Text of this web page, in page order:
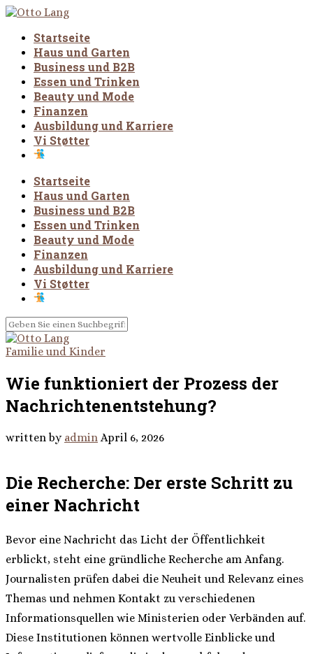
Startseite
Haus und Garten
Business und B2B
Essen und Trinken
Beauty und Mode
Finanzen
Ausbildung und Karriere
Vi Støtter
Startseite
Haus und Garten
Business und B2B
Essen und Trinken
Beauty und Mode
Finanzen
Ausbildung und Karriere
Vi Støtter
Familie und Kinder
Wie funktioniert der Prozess der
Nachrichtenentstehung?
written by admin April 6, 2026
Die Recherche: Der erste Schritt zu
einer Nachricht
Bevor eine Nachricht das Licht der Öffentlichkeit
erblickt, steht eine gründliche Recherche am Anfang.
Journalisten prüfen dabei die Neuheit und Relevanz eines
Themas und nehmen Kontakt zu verschiedenen
Informationsquellen wie Ministerien oder Verbänden auf.
Diese Institutionen können wertvolle Einblicke und